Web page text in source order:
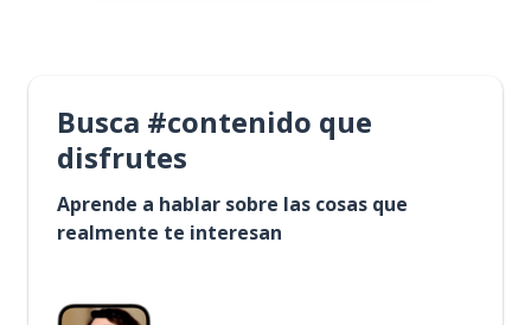
Busca #contenido que
disfrutes
Aprende a hablar sobre las cosas que
realmente te interesan